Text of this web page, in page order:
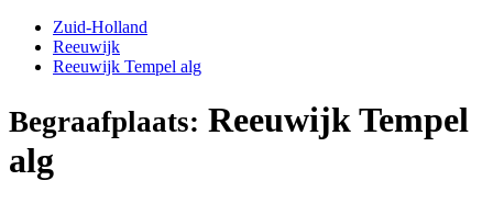
Zuid-Holland
Reeuwijk
Reeuwijk Tempel alg
Begraafplaats: Reeuwijk Tempel
alg